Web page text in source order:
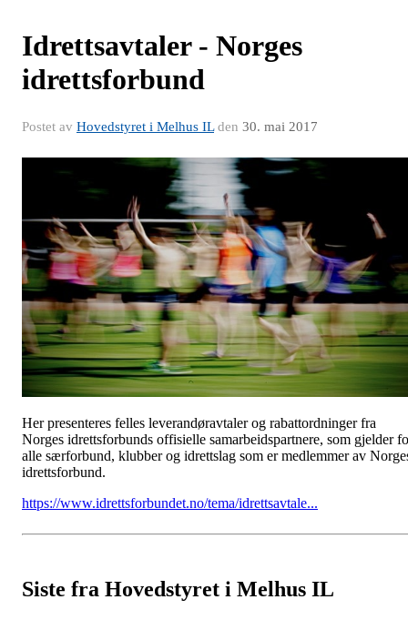
Idrettsavtaler - Norges
idrettsforbund
Postet av Hovedstyret i Melhus ILden 30. mai 2017
Her presenteres felles leverandøravtaler og rabattordninger fra
Norges idrettsforbunds offisielle samarbeidspartnere, som gjelder
alle særforbund, klubber og idrettslag som er medlemmer av
idrettsforbund.
https://www.idrettsforbundet.no/tema/idrettsavtale...
Siste fra Hovedstyret i Melhus IL